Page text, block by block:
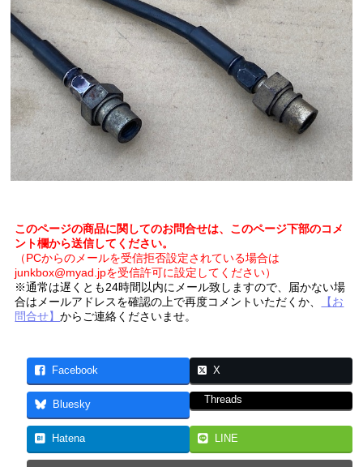
このページの商品に関してのお問合せは、このページ下部のコメ
ント欄から送信してください。
（PCからのメールを受信拒否設定されている場合は
junkbox@myad.jpを受信許可に設定してください）
※通常は遅くとも24時間以内にメール致しますので、届かない場
合はメールアドレスを確認の上で再度コメントいただくか、
【お
問合せ】からご連絡くださいませ。
Facebook X
Bluesky Threads
Hatena LINE